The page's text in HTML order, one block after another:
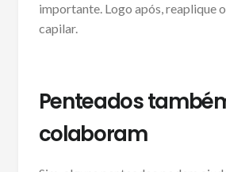
importante. Logo após, reaplique
capilar.
Penteados
colaboram